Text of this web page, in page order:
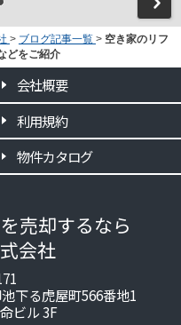
> ブログ記事一覧 > 空き家のリフ
どをご紹介
会社概要
利用規約
物件カタログ
売却するなら
会社
下る虎屋町566番地1
ビル 3F